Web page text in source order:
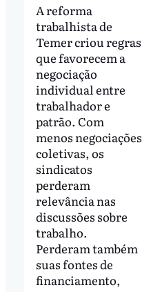
A reforma
trabalhista de
Temer criou regras
que favorecem a
negociação
individual entre
trabalhador e
patrão. Com
menos negociações
coletivas, os
sindicatos
perderam
relevância nas
discussões sobre
trabalho.
Perderam também
suas fontes de
financiamento,